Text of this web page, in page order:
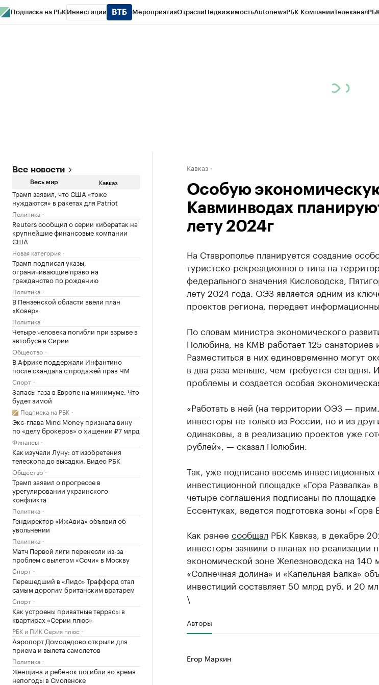
Подписка на РБК Инвестиции МероприятияОтраслиНедвижимостьAutonewsРБК КомпанииТелеканал
Все новости
Весь мир Кавказ
Трамп заявил, что США «тоже
нуждаются» в ракетах для Patriot
Политика
Reuters сообщил о серии кибератак на
крупнейшие финансовые компании
США
Новая категория
Трамп подписал указы,
ограничивающие право на
гражданство по рождению
Политика
В Пензенской области ввели план
«Ковер»
Политика
Четыре человека погибли при взрыве в
автобусе в Сирии
Общество
В Африке поддержали Инфантино
после скандала с продажей прав ЧМ
Спорт
Запасы газа в Европе на минимуме. Что
будет зимой
Подписка на РБК
Экс-глава Mind Money признала вину
по «делу брокеров» о хищении ₽7 млрд
Финансы
Как изучали Луну: от изобретения
телескопа до высадки. Видео РБК
Общество
Трамп заявил о прогрессе в
урегулировании украинского
конфликта
Политика
Гендиректор «ИжАвиа» объявил об
увольнении
Политика
Матч Первой лиги перенесли из-за
проблем с вылетом «Сочи» в Москву
Спорт
Перешедший в «Лидс» Траффорд стал
самым дорогим британским вратарем
Спорт
Как устроены приватные террасы в
квартирах «Серии плюс»
РБК и ПИК Серия плюс
Аэропорт Домодедово открыли для
приема и вылета самолетов
Политика
Женщина и ребенок погибли во время
непогоды в Смоленске
Кавказ
Особую
Кавминводах
лету 2024г
На Ставрополье планируется создание
туристско-рекреационного типа на
федерального значения Кисловодска,
лету 2024 года. ОЭЗ является одним из
проектов региона, передает
По словам министра экономического
Полюбина, на КМВ работает 125 санаториев
Разместиться в них единовременно могут
в два раза меньше, чем требуется сегодня.
проблемы и создается особая
«Работать в ней (на территории ОЭЗ —
инвесторы не только из России, но и из
одинаковы, а в реализацию проектов уже
рублей», — сказал Полюбин.
Так, уже подписано восемь
инвестиционной площадке «Гора Развалка»
четыре соглашения подписаны по площадке
Ессентуках, ведется подготовка зоны
Как ранее сообщал РБК Кавказ, в декабре
инвесторы заявили о планах по реализации
экономической зоне Железноводска на
«Солнечная долина» и «Капельная Балка»
инвестиций составляет 50 млрд руб. и 20
\
Авторы
Егор Маркин